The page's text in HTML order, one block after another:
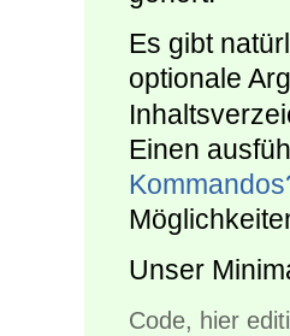
Es gibt
optionale
Einen
Unser
Code, hier